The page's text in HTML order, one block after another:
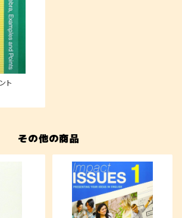
ト
その他の商品